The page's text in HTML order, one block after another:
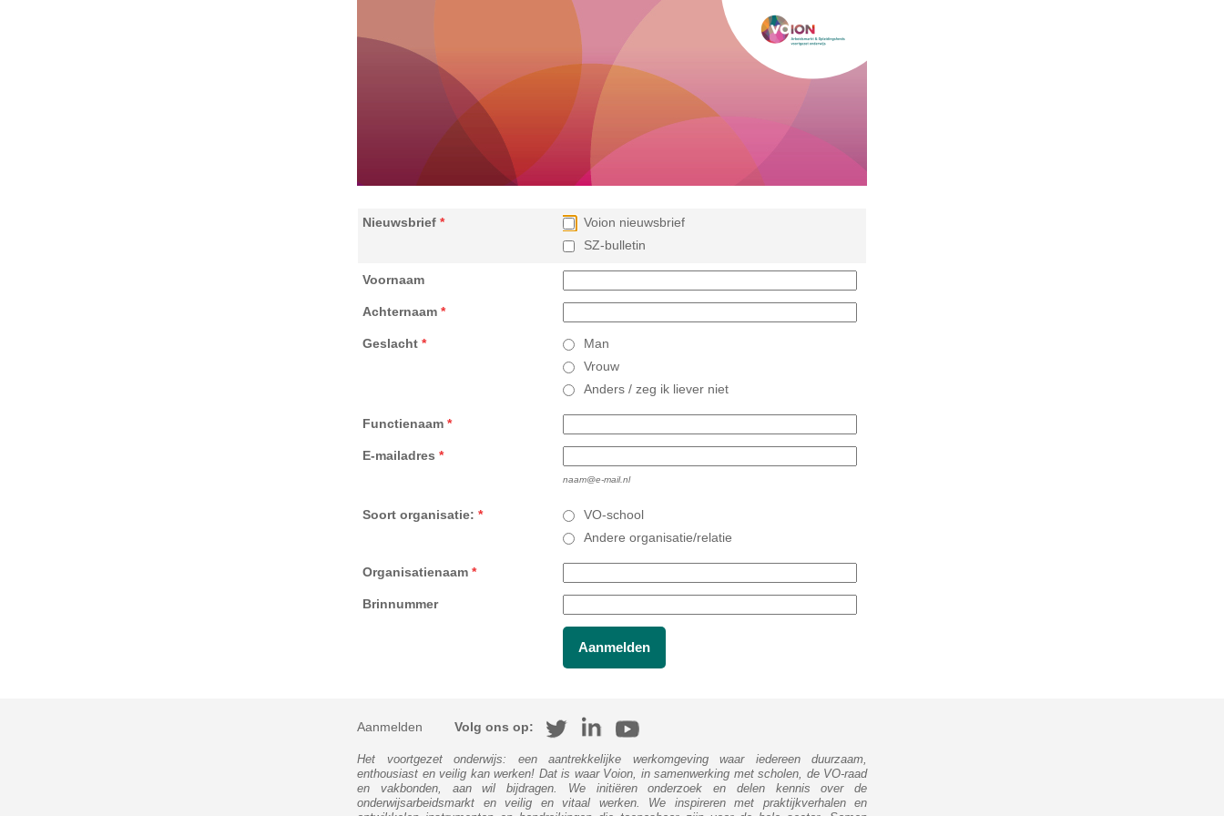
Nieuwsbrief *
Voion nieuwsbrief
SZ-bulletin
Voornaam
Achternaam *
Geslacht *
Man
Vrouw
Anders / zeg ik liever niet
Functienaam *
E-mailadres *
naam@e-mail.nl
Soort organisatie: *
VO-school
Andere organisatie/relatie
Organisatienaam *
Brinnummer
Aanmelden Volg ons op:
Het voortgezet onderwijs: een aantrekkelijke werkomgeving waar iedereen duurzaam,
enthousiast en veilig kan werken! Dat is waar Voion, in samenwerking met scholen, de VO-raad
en vakbonden, aan wil bijdragen. We initiëren onderzoek en delen kennis over de
onderwijsarbeidsmarkt en veilig en vitaal werken. We inspireren met praktijkverhalen en